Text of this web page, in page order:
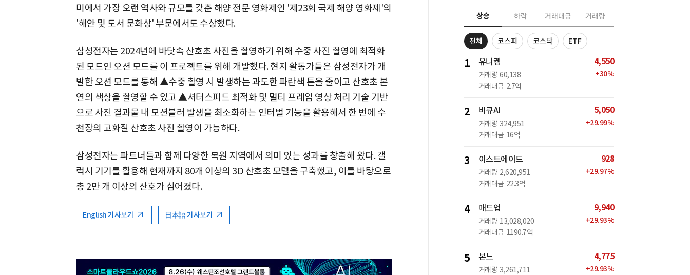
미에서 가장 오랜 역사와 규모를 갖춘 해양 전문 영화제인 '제23회 국제 해양 영화제'의
'해안 및 도서 문화상' 부문에서도 수상했다.
삼성전자는 2024년에 바닷속 산호초 사진을 촬영하기 위해 수중 사진 촬영에 최적화
된 모드인 오션 모드를 이 프로젝트를 위해 개발했다. 현지 활동가들은 삼성전자가 개
발한 오션 모드를 통해 ▲수중 촬영 시 발생하는 과도한 파란색 톤을 줄이고 산호초 본
연의 색상을 촬영할 수 있고 ▲셔터스피드 최적화 및 멀티 프레임 영상 처리 기술 기반
으로 사진 결과물 내 모션블러 발생을 최소화하는 인터벌 기능을 활용해서 한 번에 수
천장의 고화질 산호초 사진 촬영이 가능하다.
삼성전자는 파트너들과 함께 다양한 복원 지역에서 의미 있는 성과를 창출해 왔다. 갤
럭시 기기를 활용해 현재까지 80개 이상의 3D 산호초 모델을 구축했고, 이를 바탕으로
총 2만 개 이상의 산호가 심어졌다.
English 기사보기 日本語 기사보기
상승 하락 거래대금 거래량
전체 코스피 코스닥 ETF
1 유니켐
거래량 60,138
거래대금 2.7억
4,550
+30%
2 비큐AI
거래량 324,951
거래대금 16억
5,050
+29.99%
3 이스트에이드
거래량 2,620,951
거래대금 22.3억
928
+29.97%
4 매드업
거래량 13,028,020
거래대금 1190.7억
9,940
+29.93%
5 본느
거래량 3,261,711
4,775
+29.93%